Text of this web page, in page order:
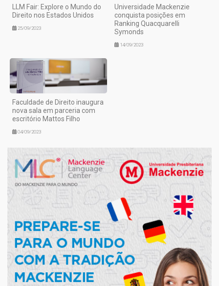
LLM Fair: Explore o Mundo do
Direito nos Estados Unidos
25/09/2023
Universidade Mackenzie
conquista posições em
Ranking Quacquarelli
Symonds
14/09/2023
Faculdade de Direito inaugura
nova sala em parceria com
escritório Mattos Filho
04/09/2023